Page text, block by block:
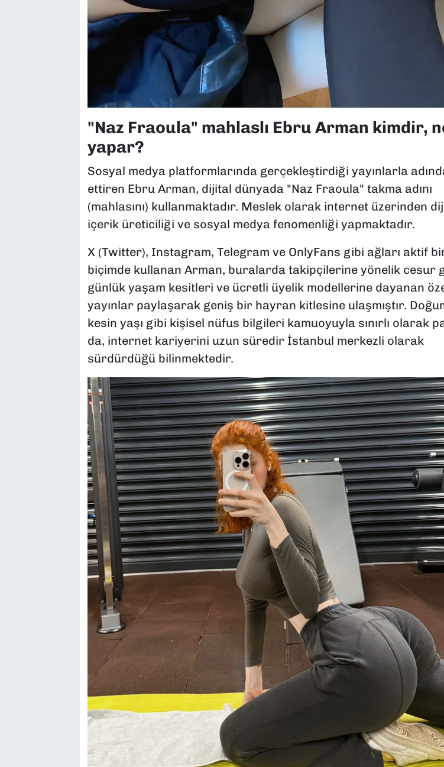
"Naz Fraoula" mahlaslı Ebru Arman kimdir,
yapar?
Sosyal medya platformlarında gerçekleştirdiği yayınlarla
ettiren Ebru Arman, dijital dünyada "Naz Fraoula" takma adını
(mahlasını) kullanmaktadır. Meslek olarak internet üzerinden
içerik üreticiliği ve sosyal medya fenomenliği yapmaktadır.
X (Twitter), Instagram, Telegram ve OnlyFans gibi ağları aktif
biçimde kullanan Arman, buralarda takipçilerine yönelik cesur
günlük yaşam kesitleri ve ücretli üyelik modellerine dayanan
yayınlar paylaşarak geniş bir hayran kitlesine ulaşmıştır.
kesin yaşı gibi kişisel nüfus bilgileri kamuoyuyla sınırlı olarak
da, internet kariyerini uzun süredir İstanbul merkezli olarak
sürdürdüğü bilinmektedir.